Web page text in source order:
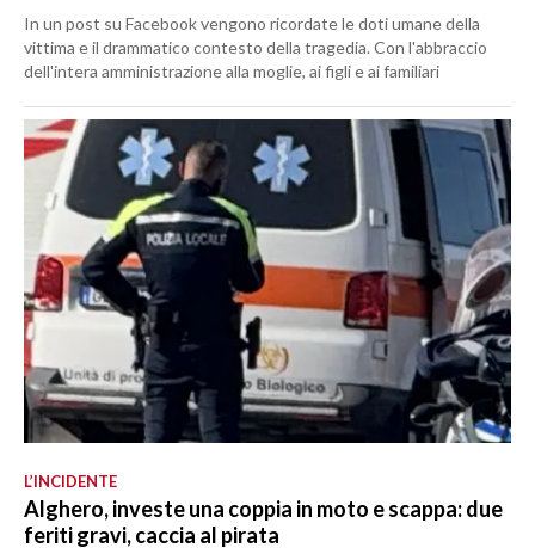
In un post su Facebook vengono ricordate le doti umane della
vittima e il drammatico contesto della tragedia. Con l'abbraccio
dell'intera amministrazione alla moglie, ai figli e ai familiari
L’INCIDENTE
Alghero, investe una coppia in moto e scappa: due
feriti gravi, caccia al pirata